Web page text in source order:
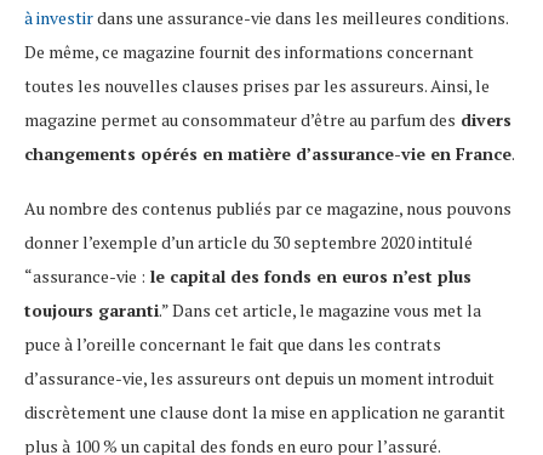
à investirdans une assurance-vie dans les meilleures conditions.
De même, ce magazine fournit des informations concernant
toutes les nouvelles clauses prises par les assureurs. Ainsi, le
magazine permet au consommateur d’être au parfum des divers
changements opérés en matière d’assurance-vie en France.
Au nombre des contenus publiés par ce magazine, nous pouvons
donner l’exemple d’un article du 30 septembre 2020 intitulé
“assurance-vie : le capital des fonds en euros n’est plus
toujours garanti.” Dans cet article, le magazine vous met la
puce à l’oreille concernant le fait que dans les contrats
d’assurance-vie, les assureurs ont depuis un moment introduit
discrètement une clause dont la mise en application ne garantit
plus à 100 % un capital des fonds en euro pour l’assuré.